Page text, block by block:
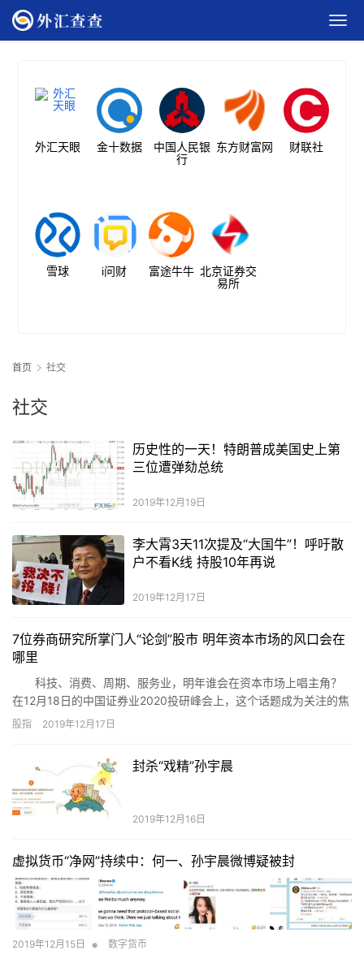
外汇天眼 金十数据
中国人民银
行
东方财富网 财联社
雪球 i问财 富途牛牛 北京证券交
易所
首页 社交
社交
历史性的一天！特朗普成美国史上第
三位遭弹劾总统
2019年12月19日
李大霄3天11次提及“大国牛”！呼吁散
户不看K线 持股10年再说
2019年12月17日
7位券商研究所掌门人“论剑”股市 明年资本市场的风口会在
哪里
科技、消费、周期、服务业，明年谁会在资本市场上唱主角？
在12月18日的中国证券业2020投研峰会上，这个话题成为关注的焦
点。
股指 2019年12月17日
封杀“戏精”孙宇晨
2019年12月16日
虚拟货币“净网”持续中：何一、孙宇晨微博疑被封
2019年12月15日 • 数字货币